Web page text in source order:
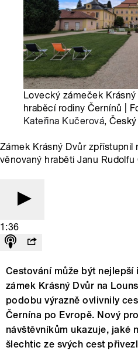
Lovecký zámeček Krásný
hraběcí rodiny Černínů |
Kateřina Kučerová,
Zámek Krásný Dvůr zpřístupnil
věnovaný hraběti Janu Rudolfu
1:36
Cestování může být
zámek Krásný Dvůr na
podobu výrazně ovlivnily
Černína po Evropě. Nový
návštěvníkům ukazuje, jaké
šlechtic ze svých cest